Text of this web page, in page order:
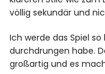
völlig sekundär und
Ich werde das Spiel
durchdrungen habe.
großartig und es